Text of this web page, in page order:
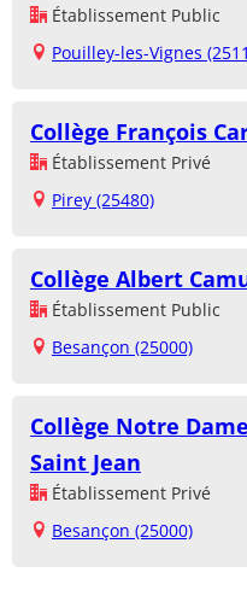
Établissement Public
Pouilley-les-Vignes
Collège François
Établissement Privé
Pirey (25480)
Collège Albert
Établissement Public
Besançon (25000)
Collège Notre
Saint Jean
Établissement Privé
Besançon (25000)